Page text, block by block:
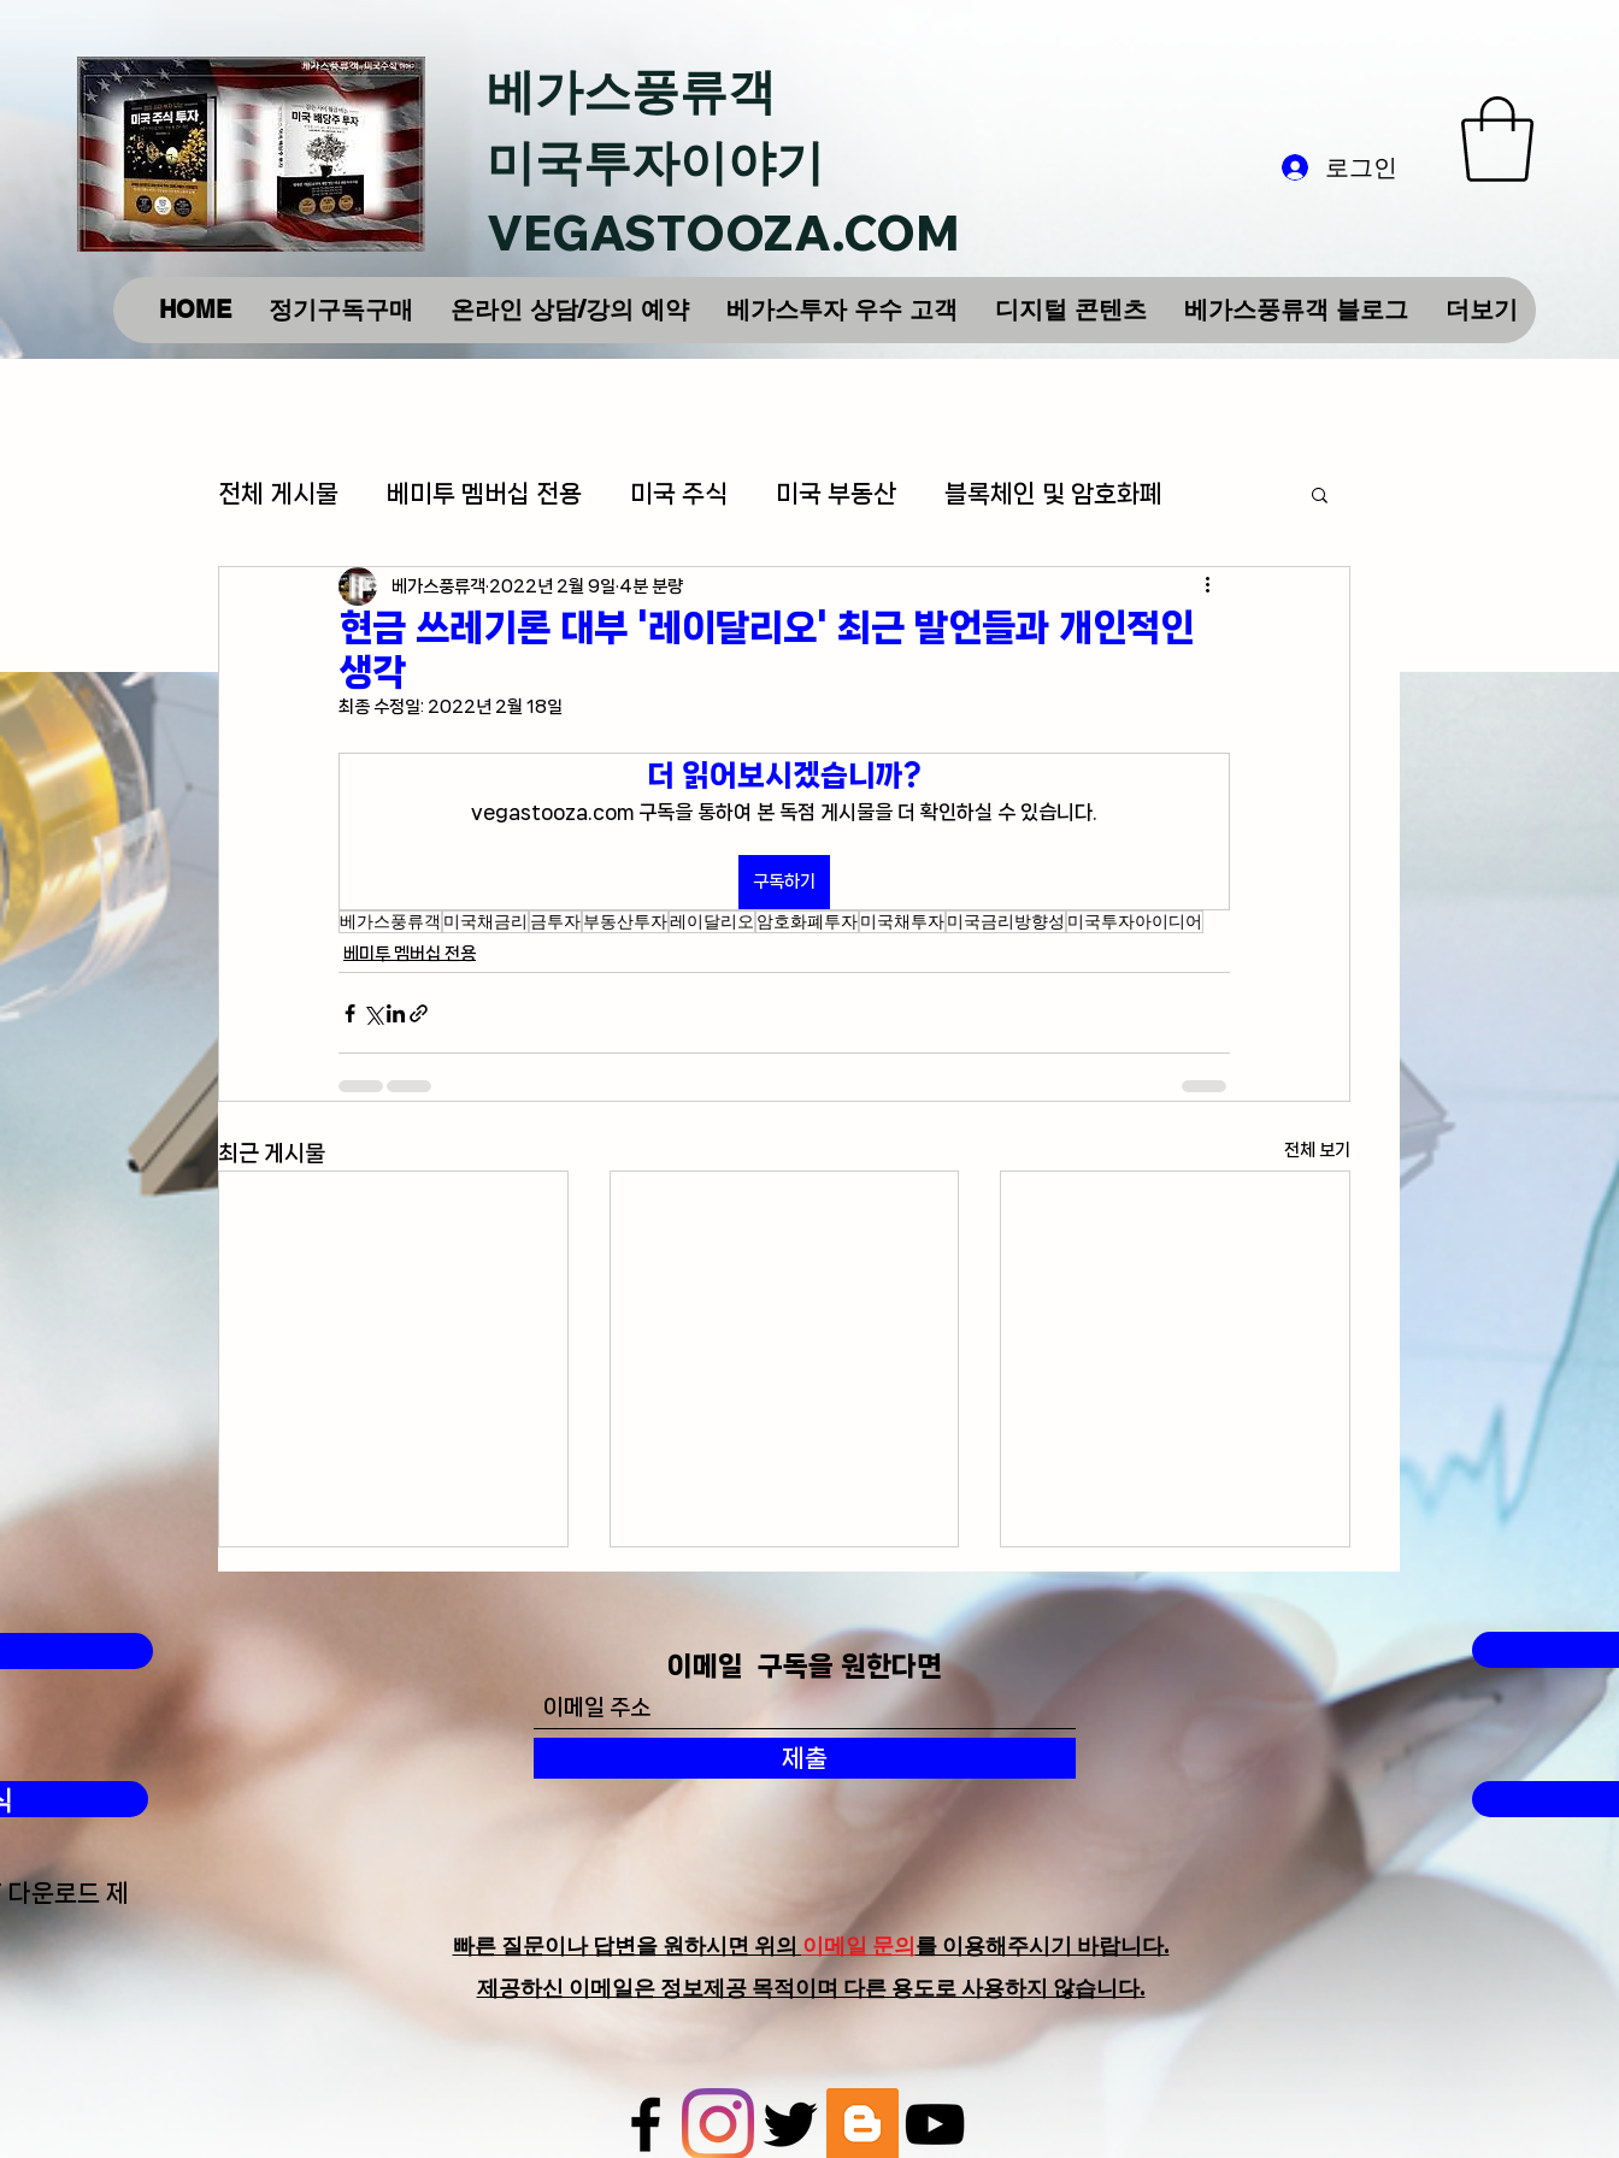
베가스풍류객
미국투자이야기
VEGASTOOZA.COM
로그인
HOME 정기구독구매 온라인 상담/강의 예약 베가스투자 우수 고객 디지털 콘텐츠 베가스풍류객 블로그 더보기
전체 게시물 베미투 멤버십 전용 미국 주식 미국 부동산 블록체인 및 암호화폐
각종 자산 투자 미국 경제 지표 미국 주식 입문 초간단 요리 레시피
미국 여행 정보
현금 쓰레기론 대부 '레이달리오' 최근 발언들과 개인적인
생각
베가스풍류객 2022년 2월 9일 4분 분량
최종 수정일: 2022년 2월 18일
더 읽어보시겠습니까?
vegastooza.com 구독을 통하여 본 독점 게시물을 더 확인하실 수 있습니다.
구독하기
베가스풍류객 미국채금리 금투자부동산투자레이달리오 암호화폐투자미국채투자미국금리방향성 미국투자아이디어
베미투 멤버십 전용
최근 게시물 전체 보기
디지털 가상 자산에 대한 단상…
NFT
컴퓨터나 스마트폰으로 간단히
운로드 제
​이메일 구독을 원한다면
제출
빠른 질문이나 답변을 원하시면 위의 이메일 문의를 이용해주시기 바랍니다.
​제공하신 이메일은 정보제공 목적이며 다른 용도로 사용하지 않습니다.